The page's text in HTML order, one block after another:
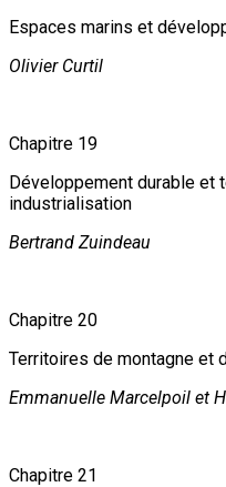
Espaces marins et
Olivier Curtil
Chapitre 19
Développement durable et
industrialisation
Bertrand Zuindeau
Chapitre 20
Territoires de montagne et
Emmanuelle Marcelpoil et
Chapitre 21